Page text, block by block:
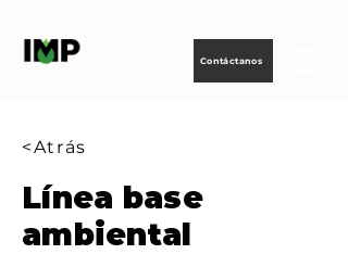
Contáctanos
<Atrás
Línea base
ambiental